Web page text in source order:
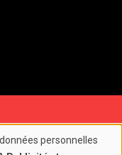
personnelles